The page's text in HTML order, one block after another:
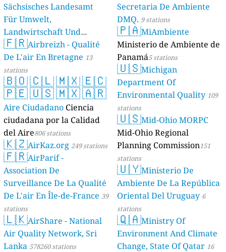
Sächsisches Landesamt
Für Umwelt,
Landwirtschaft Und
Geologie) 50 stations
🇫🇷Airbreizh - Qualité
De L'air En Bretagne 13
stations
🇧🇴🇨🇱🇲🇽🇪🇨
🇵🇪🇺🇸🇲🇽🇦🇷
Aire Ciudadano Ciencia
ciudadana por la Calidad
del Aire806 stations
🇰🇿AirKaz.org 249 stations
🇫🇷AirParif -
Association De
Surveillance De La Qualité
De L'air En Île-de-France 39
stations
🇱🇰AirShare - National
Air Quality Network, Sri
Lanka 578260 stations
Secretaria De Ambiente
DMQ. 9 stations
🇵🇦MiAmbiente
Ministerio de Ambiente de
Panamá5 stations
🇺🇸Michigan
Department Of
Environmental Quality 109
stations
🇺🇸Mid-Ohio MORPC
Mid-Ohio Regional
Planning Commission151
stations
🇺🇾Ministerio De
Ambiente De La República
Oriental Del Uruguay 6
stations
🇶🇦Ministry Of
Environment And Climate
Change, State Of Qatar 16